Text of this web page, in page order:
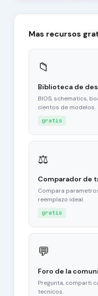
Mas recursos
📁
Biblioteca de
BIOS, schematics,
cientos de modelos.
gratis
⚖
Comparador de
Compara
reemplazo ideal.
gratis
💬
Foro de la
Pregunta, comparti
tecnicos.